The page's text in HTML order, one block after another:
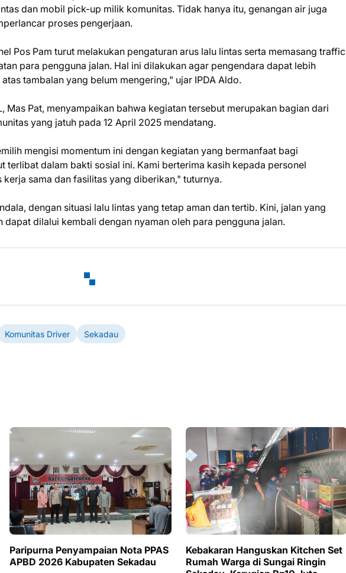
dan mobil pick-up milik komunitas. Tidak hanya itu, genangan air juga
proses pengerjaan.
Pos Pam turut melakukan pengaturan arus lalu lintas serta memasang traffic
para pengguna jalan. Hal ini dilakukan agar pengendara dapat lebih
tambalan yang belum mengering," ujar IPDA Aldo.
Mas Pat, menyampaikan bahwa kegiatan tersebut merupakan bagian dari
yang jatuh pada 12 April 2025 mendatang.
mengisi momentum ini dengan kegiatan yang bermanfaat bagi
terlibat dalam bakti sosial ini. Kami berterima kasih kepada personel
sama dan fasilitas yang diberikan," tuturnya.
dengan situasi lalu lintas yang tetap aman dan tertib. Kini, jalan yang
dilalui kembali dengan nyaman oleh para pengguna jalan.
Komunitas Driver Sekadau
Paripurna Penyampaian Nota PPAS
APBD 2026 Kabupaten Sekadau
Kebakaran Hanguskan Kitchen Set
Rumah Warga di Sungai Ringin